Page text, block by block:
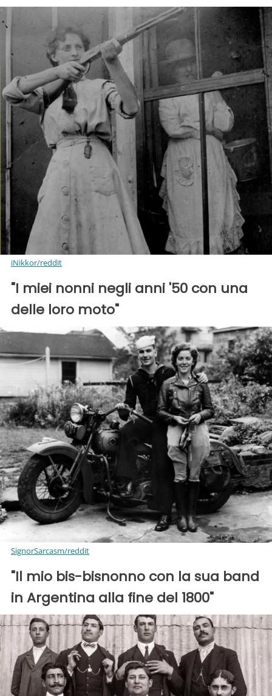
iNikkor/reddit
"I miei nonni negli anni '50 con una
delle loro moto"
SignorSarcasm/reddit
"Il mio bis-bisnonno con la sua band
in Argentina alla fine del 1800"